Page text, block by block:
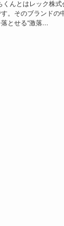
んとはレック株式
。そのブランドの
とせる”激落...